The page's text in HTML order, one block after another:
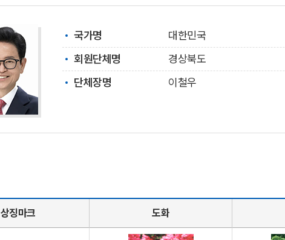
국가명
대한민국
회원단체명
경상북도
단체장명
이철우
상징마크 도화